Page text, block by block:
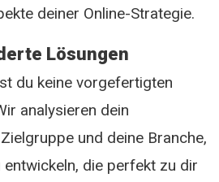
deiner Online-Strategie.
Lösungen
du keine vorgefertigten
analysieren dein
und deine Branche,
entwickeln, die perfekt zu dir